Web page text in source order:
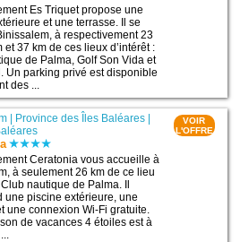
Es Triquet propose une
et une terrasse. Il se
à respectivement 23
et 37 km de ces lieux d’intérêt :
de Palma, Golf Son Vida et
Un parking privé est disponible
des ...
| Province des Îles Baléares |
Ceratonia vous accueille à
à seulement 26 km de ce lieu
Club nautique de Palma. Il
une piscine extérieure, une
une connexion Wi-Fi gratuite.
de vacances 4 étoiles est à
VOIR
L'OFFRE